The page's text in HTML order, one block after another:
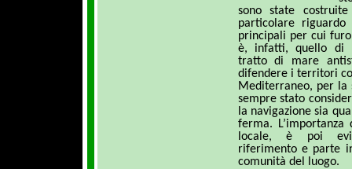
sono state
particolare
principali per cui
è, infatti, quello di
tratto di mare
difendere i territori
Mediterraneo, per la
sempre stato
la navigazione sia
ferma.
locale, è poi
riferimento e parte
comunità del luogo.